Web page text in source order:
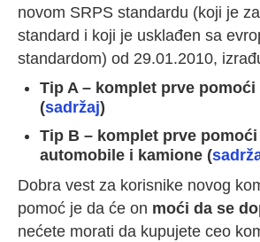
novom SRPS standardu (koji je
standard i koji je usklađen sa
standardom) od 29.01.2010,
Tip A – komplet prve
(sadržaj)
Tip B – komplet prve
automobile i kamione (
Dobra vest za korisnike novog
pomoć je da će on moći da se
nećete morati da kupujete ceo